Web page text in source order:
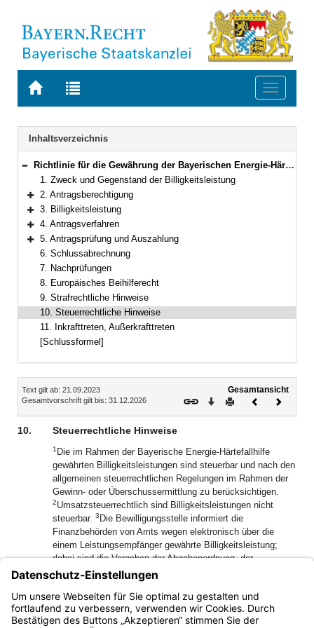
Zur
BAYERN.RECHT
Zur
letzten
Suche
Toggle
Navigation
Inhaltsverzeichnis
Bereich reduzieren
Richtlinie für die Gewährung der Bayerischen Energie-Härtefallhilfe für Unternehmen
1. Zweck und Gegenstand der Billigkeitsleistung
Bereich erweitern
2. Antragsberechtigung
Bereich erweitern
3. Billigkeitsleistung
Bereich erweitern
4. Antragsverfahren
Bereich erweitern
5. Antragsprüfung und Auszahlung
6. Schlussabrechnung
7. Nachprüfungen
8. Europäisches Beihilferecht
9. Strafrechtliche Hinweise
10. Steuerrechtliche Hinweise
11. Inkrafttreten, Außerkrafttreten
[Schlussformel]
Inhalt
Text gilt ab: 21.09.2023
Gesamtvorschrift gilt bis: 31.12.2026
Gesamtansicht
Download
DruckenVorheriges
10. Steuerrechtliche Hinweise
1 Die im Rahmen der Bayerische Energie-Härtefallhilfe
gewährten Billigkeitsleistungen sind steuerbar und nach den
allgemeinen steuerrechtlichen Regelungen im Rahmen der
Gewinn- oder Überschussermittlung zu berücksichtigen.
2Umsatzsteuerrechtlich sind Billigkeitsleistungen nicht
steuerbar. 3 Die Bewilligungsstelle informiert die
Finanzbehörden von Amts wegen elektronisch über die
einem Leistungsempfänger gewährte Billigkeitsleistung;
dabei sind die Vorgaben der Abgabenordnung, der
Mitteilungsverordnung und etwaiger anderer
steuerrechtlicher Bestimmungen zu beachten.
der Festsetzung von Steuervorauszahlungen sind
Billigkeitsleistungen nicht zu berücksichtigen.